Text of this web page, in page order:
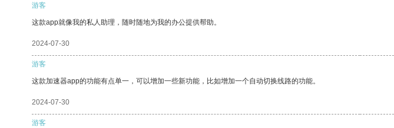
游客
这款app就像我的私人助理，随时随地为我的办公提供帮助。
2024-07-30
游客
这款加速器app的功能有点单一，可以增加一些新功能，比如增加一个自动切换线路的功能。
2024-07-30
游客